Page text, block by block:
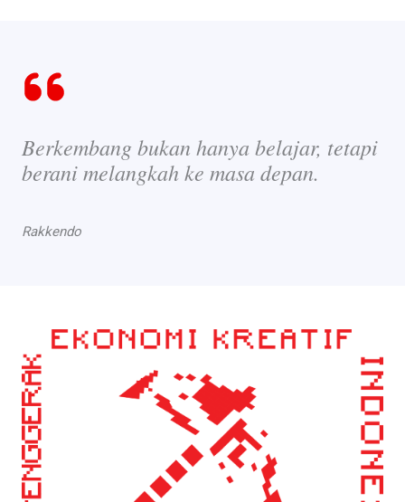
Berkembang bukan hanya belajar, tetapi
berani melangkah ke masa depan.
Rakkendo